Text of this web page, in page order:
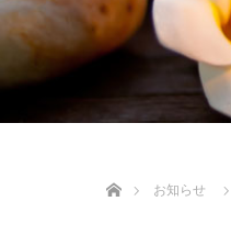
お知らせ